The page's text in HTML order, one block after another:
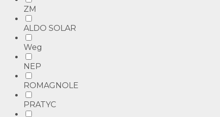
ZM
ALDO SOLAR
Weg
NEP
ROMAGNOLE
PRATYC